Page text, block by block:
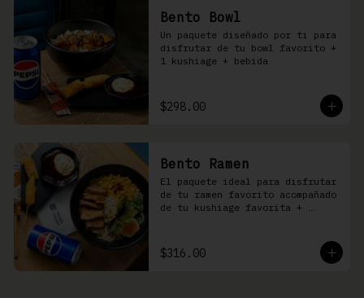
Bento Bowl
Un paquete diseñado por ti para
disfrutar de tu bowl favorito +
1 kushiage + bebida
$298.00
Bento Ramen
El paquete ideal para disfrutar
de tu ramen favorito acompañado
de tu kushiage favorita +
$316.00